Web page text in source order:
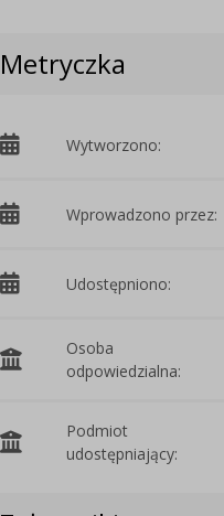
Metryczka
Wytworzono:
Wprowadzono przez:
Udostępniono:
Osoba
odpowiedzialna:
Podmiot
udostępniający: